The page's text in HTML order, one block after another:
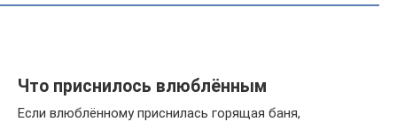
Что приснилось влюблённым
Если влюблённому приснилась горящая баня,